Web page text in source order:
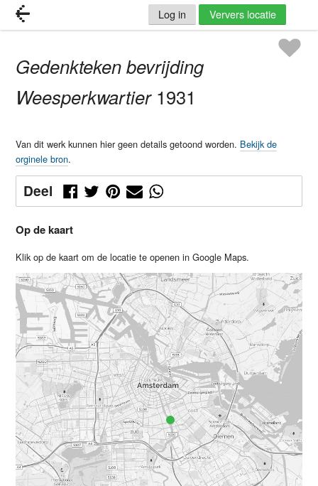
Log in Ververs locatie
Gedenkteken bevrijding
Weesperkwartier 1931
Van dit werk kunnen hier geen details getoond worden. Bekijk de
orginele bron.
Deel
Op de kaart
Klik op de kaart om de locatie te openen in Google Maps.